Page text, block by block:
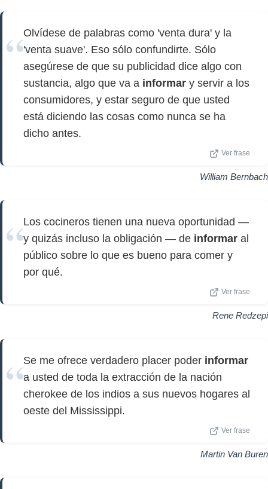
Olvídese de palabras como 'venta dura' y la
'venta suave'. Eso sólo confundirte. Sólo
asegúrese de que su publicidad dice algo con
sustancia, algo que va a informar y servir a los
consumidores, y estar seguro de que usted
está diciendo las cosas como nunca se ha
dicho antes.
Ver frase
William Bernbach
Los cocineros tienen una nueva oportunidad —
y quizás incluso la obligación — de informar al
público sobre lo que es bueno para comer y
por qué.
Ver frase
Rene Redzepi
Se me ofrece verdadero placer poder informar
a usted de toda la extracción de la nación
cherokee de los indios a sus nuevos hogares al
oeste del Mississippi.
Ver frase
Martin Van Buren